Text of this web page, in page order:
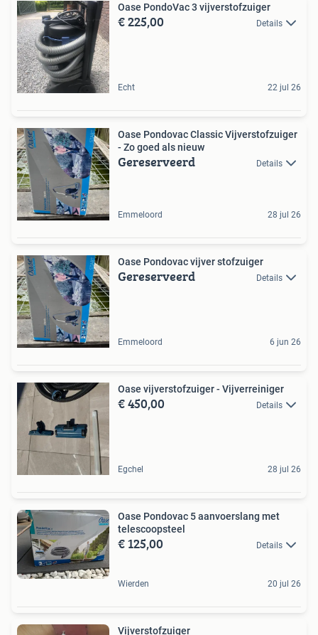
Oase PondoVac 3 vijverstofzuiger
€ 225,00 Details
Echt 22 jul 26
Oase Pondovac Classic Vijverstofzuiger
- Zo goed als nieuw
Gereserveerd Details
Emmeloord 28 jul 26
Oase Pondovac vijver stofzuiger
Gereserveerd Details
Emmeloord 6 jun 26
Oase vijverstofzuiger - Vijverreiniger
€ 450,00 Details
Egchel 28 jul 26
Oase Pondovac 5 aanvoerslang met
telescoopsteel
€ 125,00 Details
Wierden 20 jul 26
Vijverstofzuiger